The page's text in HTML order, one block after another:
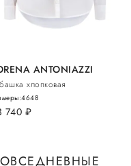
ANTONIAZZI
хлопковая
740 руб.
4648